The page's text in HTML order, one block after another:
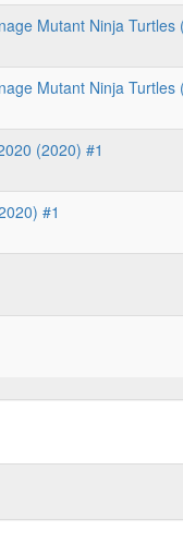
Mutant Ninja Turtles
Mutant Ninja Turtles
(2020) #1
#1